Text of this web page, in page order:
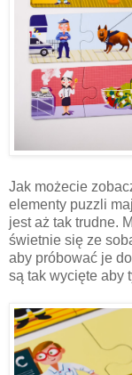
Jak możecie
elementy puzzli
jest aż tak trudne.
świetnie się ze
aby próbować je
są tak wycięte aby